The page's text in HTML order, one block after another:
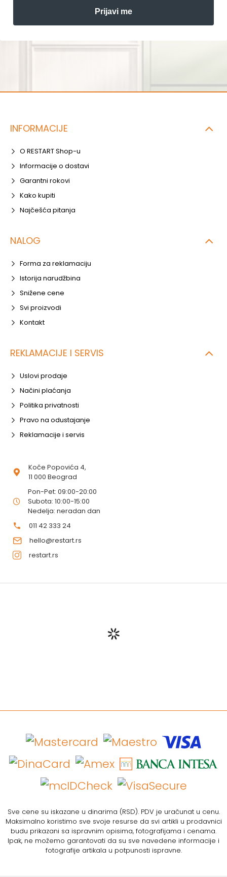
Prijavi me
INFORMACIJE
O RESTART Shop-u
Informacije o dostavi
Garantni rokovi
Kako kupiti
Najčešća pitanja
NALOG
Forma za reklamaciju
Istorija narudžbina
Snižene cene
Svi proizvodi
Kontakt
REKLAMACIJE I SERVIS
Uslovi prodaje
Načini plaćanja
Politika privatnosti
Pravo na odustajanje
Reklamacije i servis
Koče Popovića 4,
11 000 Beograd
Pon-Pet: 09:00-20:00
Subota: 10:00-15:00
Nedelja: neradan dan
011 42 333 24
hello@restart.rs
restart.rs
Sve cene su iskazane u dinarima (RSD). PDV je uračunat u cenu.
Maksimalno koristimo sve svoje resurse da svi artikli u prodavnici
budu prikazani sa ispravnim opisima, fotografijama i cenama.
Ipak, ne možemo garantovati da su sve navedene informacije i
fotografije artikala u potpunosti ispravne.